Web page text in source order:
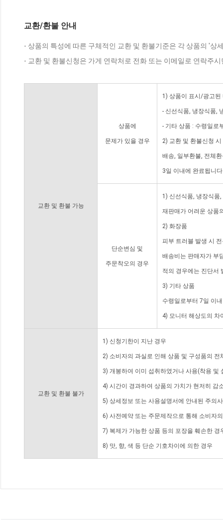
교환/환불 안내
- 상품의 특성에 따른 구체적인 교환 및 환불기준은 각 상품의 '상
- 교환 및 환불신청은 가게 연락처로 전화 또는 이메일로 연락주
교환 및 환불 가능
상품에
문제가 있을 경우
1) 상품이 표시/광고된
- 신선식품, 냉장식품,
- 기타 상품 : 수령일로
2) 교환 및 환불신청
배송, 일부환불, 전체
3일 이내에 완료됩니
단순변심 및
주문착오의 경우
1) 신선식품, 냉장식품
재판매가 어려운 상품
2) 화장품
피부 트러블 발생 시
배송비는 판매자가 부
적의 경우에는 진단서
3) 기타 상품
수령일로부터 7일 이
4) 모니터 해상도의 차
교환 및 환불 불가
1) 신청기한이 지난 경우
2) 소비자의 과실로 인해 상품 및 구성품의
3) 개봉하여 이미 섭취하였거나 사용(착용 및
4) 시간이 경과하여 상품의 가치가 현저히 감
5) 상세정보 또는 사용설명서에 안내된 주의
6) 사전예약 또는 주문제작으로 통해 소비자
7) 복제가 가능한 상품 등의 포장을 훼손한 경
8) 맛, 향, 색 등 단순 기호차이에 의한 경우